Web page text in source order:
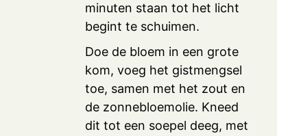
minuten staan tot het licht
begint te schuimen.
Doe de bloem in een grote
kom, voeg het gistmengsel
toe, samen met het zout en
de zonnebloemolie. Kneed
dit tot een soepel deeg, met